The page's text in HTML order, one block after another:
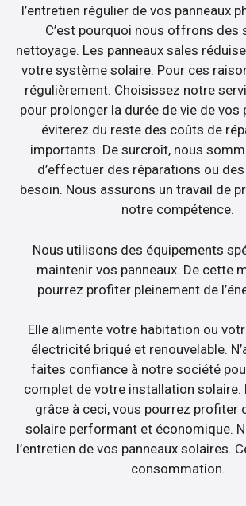
l’entretien régulier de vos panneaux
C’est pourquoi nous offrons des
nettoyage. Les panneaux sales
votre système solaire. Pour ces
régulièrement. Choisissez notre
pour prolonger la durée de vie de vos
éviterez du reste des coûts de
importants. De surcroît, nous
d’effectuer des réparations ou
besoin. Nous assurons un travail de
notre compétence.
Nous utilisons des équipements
maintenir vos panneaux. De cette
pourrez profiter pleinement de
Elle alimente votre habitation ou
électricité briqué et renouvelable.
faites confiance à notre société
complet de votre installation
grâce à ceci, vous pourrez profiter
solaire performant et économique.
l’entretien de vos panneaux solaires.
consommation.